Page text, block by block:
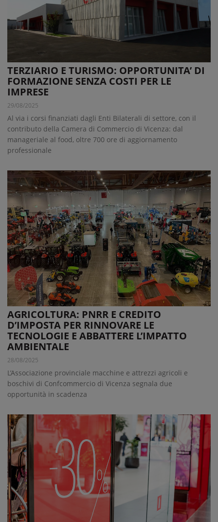
TERZIARIO E TURISMO: OPPORTUNITA’ DI
FORMAZIONE SENZA COSTI PER LE
IMPRESE
29/08/2025
Al via i corsi finanziati dagli Enti Bilaterali di settore, con il
contributo della Camera di Commercio di Vicenza: dal
manageriale al food, oltre 700 ore di aggiornamento
professionale
AGRICOLTURA: PNRR E CREDITO
D’IMPOSTA PER RINNOVARE LE
TECNOLOGIE E ABBATTERE L’IMPATTO
AMBIENTALE
28/08/2025
L’Associazione provinciale macchine e attrezzi agricoli e
boschivi di Confcommercio di Vicenza segnala due
opportunità in scadenza